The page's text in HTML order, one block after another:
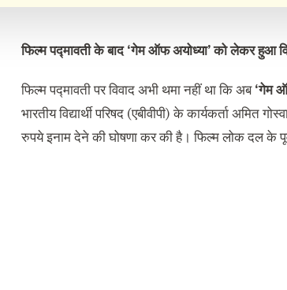
फिल्म पद्मावती के बाद ‘गेम ऑफ अयोध्या’ को लेकर हुआ
फिल्म पद्मावती पर विवाद अभी थमा नहीं था कि अब‘गेम
भारतीय विद्यार्थी परिषद (एबीवीपी) के कार्यकर्ता
रुपये इनाम देने की घोषणा कर की है। फिल्म लोक दल के